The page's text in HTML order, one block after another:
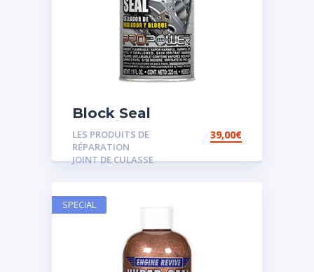
Block Seal
LES PRODUITS DE
RÉPARATION
JOINT DE CULASSE
39,00€
SPECIAL